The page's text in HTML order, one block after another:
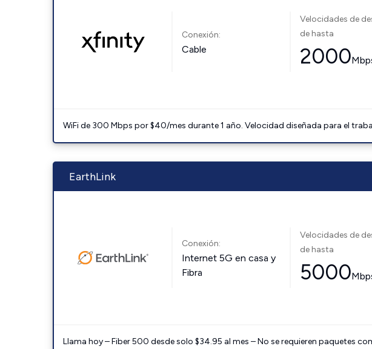
Conexión:
Cable
Velocidades de
de hasta
2000
WiFi de 300 Mbps por $40/mes durante 1 año. Velocidad diseñada para el
EarthLink
Conexión:
Internet 5G en casa y
Fibra
Velocidades de
de hasta
5000
Llama hoy – Fiber 500 desde solo $34.95 al mes – No se requieren paquetes